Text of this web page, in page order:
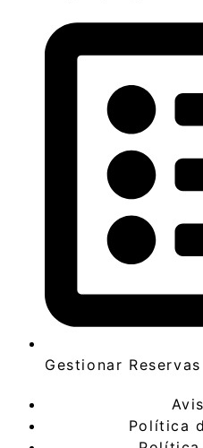
Gestionar Reservas
Política